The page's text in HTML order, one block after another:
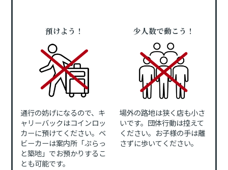
預けよう！
通行の妨げになるので、キ
ャリーバックはコインロッ
カーに預けてください。ベ
ビーカーは案内所「ぷらっ
と築地」でお預かりするこ
とも可能です。
少人数で動こう！
場外の路地は狭く店も小さ
いです。団体行動は控えて
ください。お子様の手は離
さずに歩いてください。